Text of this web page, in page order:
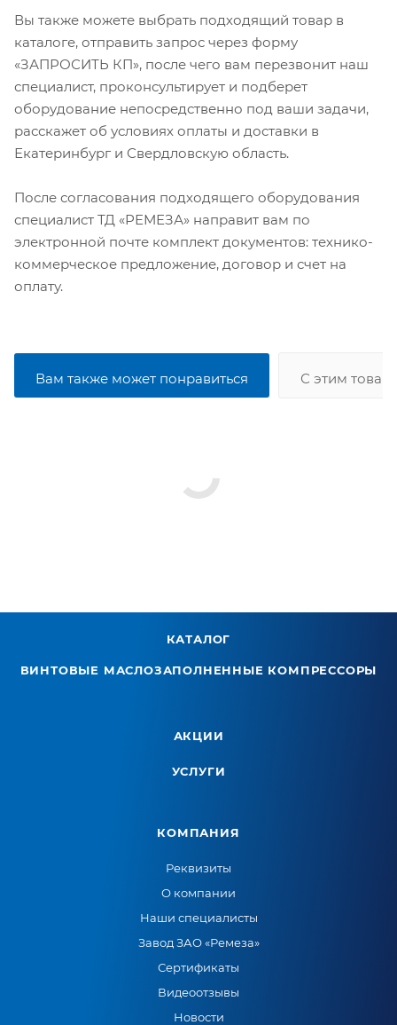
Вы также можете выбрать подходящий товар в
каталоге, отправить запрос через форму
«ЗАПРОСИТЬ КП», после чего вам перезвонит наш
специалист, проконсультирует и подберет
оборудование непосредственно под ваши задачи,
расскажет об условиях оплаты и доставки в
Екатеринбург и Свердловскую область.
После согласования подходящего оборудования
специалист ТД «РЕМЕЗА» направит вам по
электронной почте комплект документов: технико-
коммерческое предложение, договор и счет на
оплату.
Вам также может понравиться С этим
КАТАЛОГ
ВИНТОВЫЕ МАСЛОЗАПОЛНЕННЫЕ КОМПРЕССОРЫ
АКЦИИ
УСЛУГИ
КОМПАНИЯ
Реквизиты
О компании
Наши специалисты
Завод ЗАО «Ремеза»
Сертификаты
Видеоотзывы
Новости